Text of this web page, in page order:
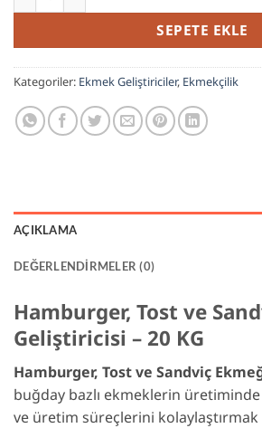
SEPETE EKLE
Kategoriler: Ekmek Geliştiriciler, Ekmekçilik
AÇIKLAMA
DEĞERLENDIRMELER (0)
Hamburger, Tost ve
Geliştiricisi – 20 KG
Hamburger, Tost ve Sandviç
buğday bazlı ekmeklerin
ve üretim süreçlerini kolaylaştırmak